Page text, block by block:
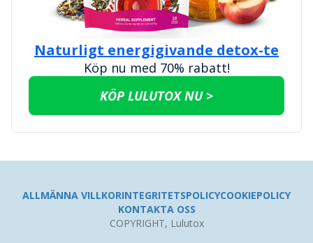
Naturligt energigivande detox-te
Köp nu med 70% rabatt!
KÖP LULUTOX NU >
ALLMÄNNA VILLKORINTEGRITETSPOLICYCOOKIEPOLICY
KONTAKTA OSS
COPYRIGHT, Lulutox